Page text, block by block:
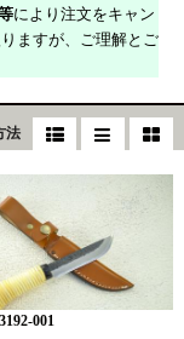
により注文をキャン
ますが、ご理解とご
法
001